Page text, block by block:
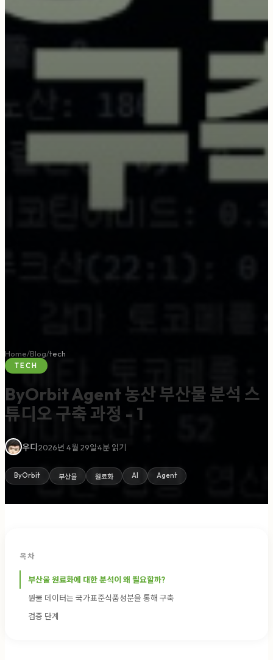
Home/Blog/tech
TECH
ByOrbit Agent 농산 부산물 분석 스
튜디오 구축 과정 - 1
우디·2026년 4월 29일·4분 읽기
ByOrbit 부산물 원료화 AI Agent
목차
부산물 원료화에 대한 분석이 왜 필요할까?
원물 데이터는 국가표준식품성분을 통해 구축
검증 단계